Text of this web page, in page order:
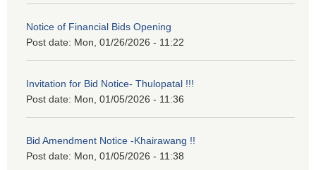
Notice of Financial Bids Opening
Post date: Mon, 01/26/2026 - 11:22
Invitation for Bid Notice- Thulopatal !!!
Post date: Mon, 01/05/2026 - 11:36
Bid Amendment Notice -Khairawang !!
Post date: Mon, 01/05/2026 - 11:38